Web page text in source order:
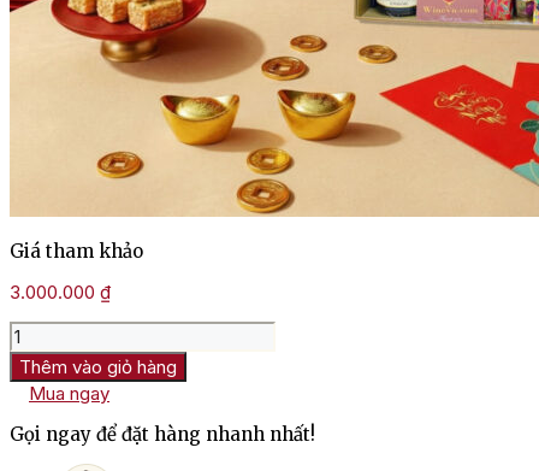
Giá tham khảo
3.000.000 ₫
Giỏ
quà
Tết
Triệu
Cao
Thêm vào giỏ hàng
Mua ngay
Gọi ngay để đặt hàng nhanh nhất!